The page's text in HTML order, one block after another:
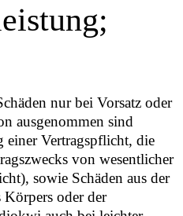
nur bei Vorsatz oder
ausgenommen sind
einer Vertragspflicht, die
von wesentlicher
sowie Schäden aus der
Körpers oder der